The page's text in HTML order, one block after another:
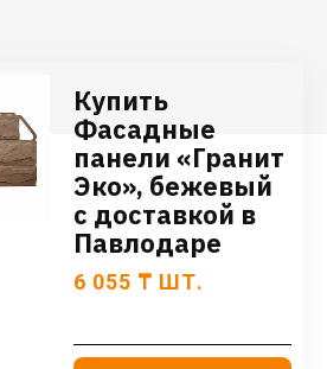
Купить
Фасадные
панели «Гранит
Эко», бежевый
с доставкой в
Павлодаре
6 055 ₸ ШТ.